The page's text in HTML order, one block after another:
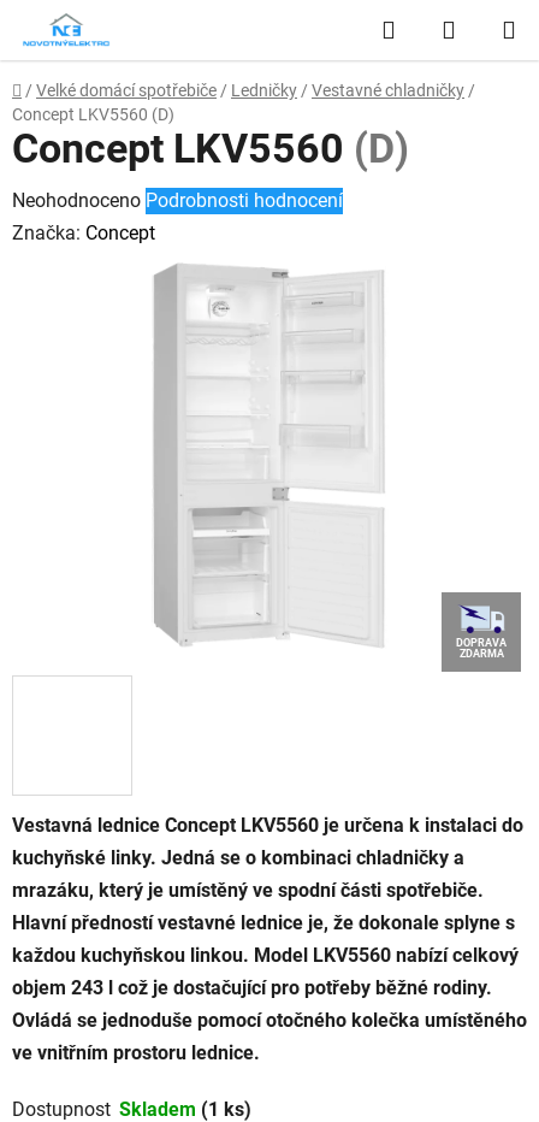
obsah
Hledat
KOŠÍK
Domů
/ Velké domácí spotřebiče / Ledničky / Vestavné chladničky /
Concept LKV5560 (D)
Vestavná lednice Concept LKV5560 je určena k instalaci do
kuchyňské linky. Jedná se o kombinaci chladničky a
mrazáku, který je umístěný ve spodní části spotřebiče.
Hlavní předností vestavné lednice je, že dokonale splyne s
každou kuchyňskou linkou. Model LKV5560 nabízí celkový
objem 243 l což je dostačující pro potřeby běžné rodiny.
Ovládá se jednoduše pomocí otočného kolečka umístěného
ve vnitřním prostoru lednice.
Dostupnost Skladem (1 ks)
Concept LKV5560 (D)
Průměrné
hodnocení
Neohodnoceno Podrobnosti hodnocení
Značka: Concept
DOPRAVA
ZDARMA